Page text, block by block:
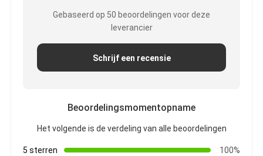
Gebaseerd op 50 beoordelingen voor deze
leverancier
Schrijf een recensie
Beoordelingsmomentopname
Het volgende is de verdeling van alle beoordelingen
5 sterren
100%